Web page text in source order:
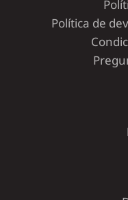
Política de